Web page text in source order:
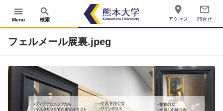
menu
Menu
search
検索
place
アクセス
mail_outline
問合せ
フェルメール展裏.jpeg